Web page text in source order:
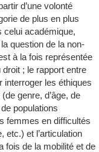
d’une volonté
de plus en plus
celui académique,
question de la non-
à la fois représentée
; le rapport entre
interroger les éthiques
genre, d’âge, de
populations
femmes en difficultés
etc.) et l’articulation
fois de la mobilité et de